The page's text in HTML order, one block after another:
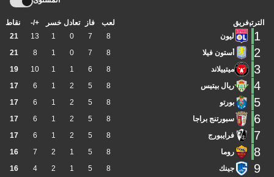
الترتيبفريق لعب فاز تعادل خسر +/- نقاط
1 ليون 8
7
0
1
13
21
2 أستون فيلا 8
7
0
1
8
21
3 ميتييلاند 8
6
1
1
10
19
4 ريال بيتيس 8
5
2
1
6
17
5 بورتو 8
5
2
1
6
17
6 سبورتنج براجا 8
5
2
1
6
17
7 فرايبورج 8
5
2
1
6
17
8 روما 8
5
1
2
7
16
9 جينك 8
5
1
2
4
16